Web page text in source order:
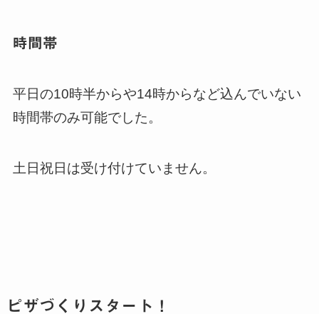
時間帯
平日の10時半からや14時からなど込んでいない
時間帯のみ可能でした。
土日祝日は受け付けていません。
ピザづくりスタート！